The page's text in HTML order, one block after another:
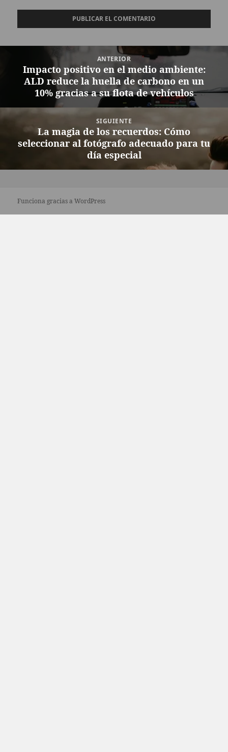
entradas
ANTERIOR
Entrada
anterior:
Impacto positivo en el medio ambiente:
ALD reduce la huella de carbono en un
10% gracias a su flota de vehículos
SIGUIENTE
Entrada
siguiente:
La magia de los recuerdos: Cómo
seleccionar al fotógrafo adecuado para tu
día especial
Funciona gracias a WordPress